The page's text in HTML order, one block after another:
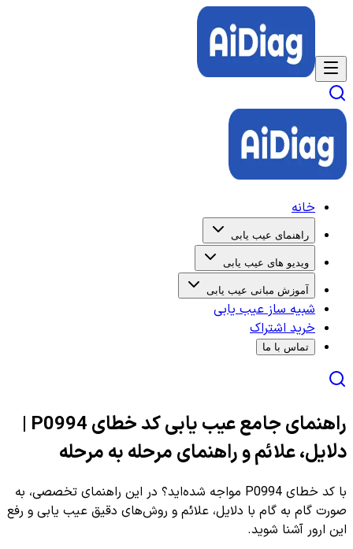
خانه
راهنمای عیب یابی
ویدیو های عیب یابی
آموزش مبانی عیب یابی
شبیه ساز عیب یابی
خرید اشتراک
تماس با ما
راهنمای جامع عیب یابی کد خطای P0994 |
دلایل، علائم و راهنمای مرحله به مرحله
با کد خطای P0994 مواجه شده‌اید؟ در این راهنمای تخصصی، به
صورت گام به گام با دلایل، علائم و روش‌های دقیق عیب یابی و رفع
این ارور آشنا شوید.